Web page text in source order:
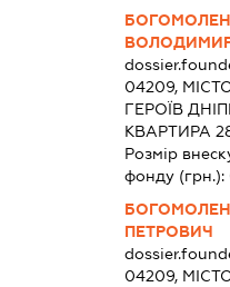
04209,
ГЕРОЇВ
КВАРТИРА
Розмір
фонду (грн.):
ПЕТРОВИЧ
04209,